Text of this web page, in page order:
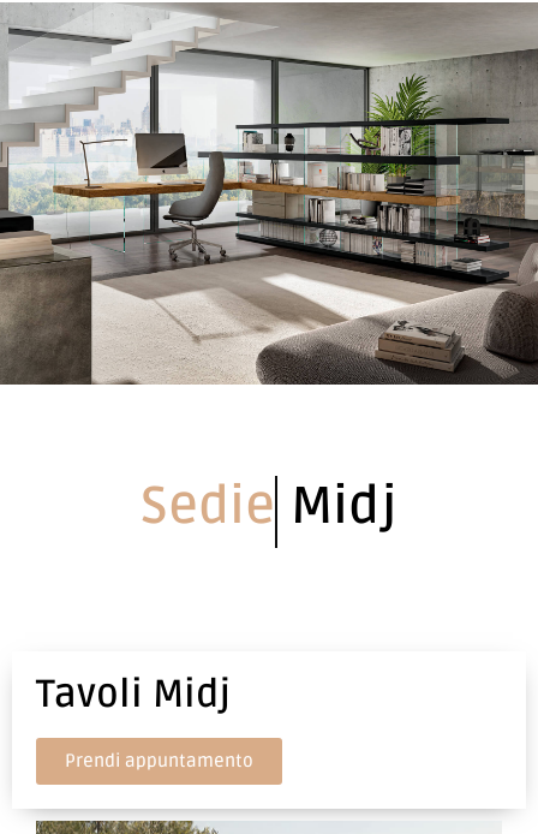
Sedie Midj
Tavoli Midj
Prendi appuntamento